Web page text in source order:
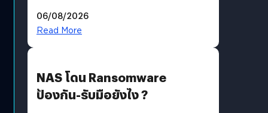
06/08/2026
Read More
NAS โดน Ransomware
ป้องกัน-รับมือยังไง ?